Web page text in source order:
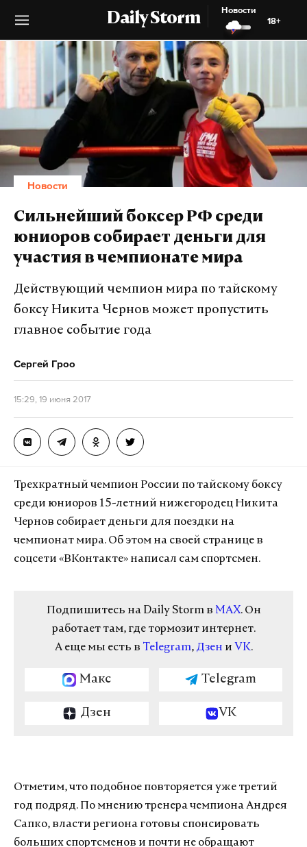
Daily Storm
Новости
18+
Новости
Сильнейший боксер РФ среди
юниоров собирает деньги для
участия в чемпионате мира
Действующий чемпион мира по тайскому
боксу Никита Чернов может пропустить
главное событие года
Сергей Гроо
15:29, 19 июня 2017
Трехкратный чемпион России по тайскому боксу
среди юниоров 15-летний нижегородец Никита
Чернов собирает деньги для поездки на
чемпионат мира. Об этом на своей странице в
соцсети «ВКонтакте» написал сам спортсмен.
Подпишитесь на Daily Storm в MAX. Он
работает там, где тормозит интернет.
А еще мы есть в Telegram, Дзен и VK.
Макс Telegram
Дзен VK
Отметим, что подобное повторяется уже третий
год подряд. По мнению тренера чемпиона Андрея
Сапко, власти региона готовы спонсировать
больших спортсменов и почти не обращают